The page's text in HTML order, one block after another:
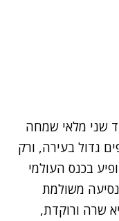
שני מלאי שמחה
גדול בעירה, ורק
בכנס העולמי
משולמת
שרה ורוקדת,